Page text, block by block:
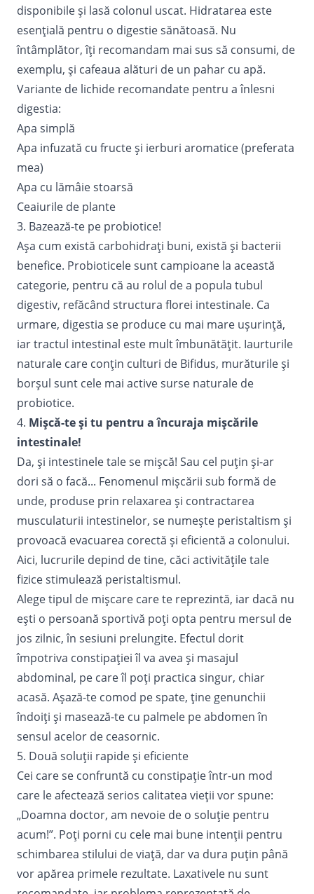
disponibile și lasă colonul uscat. Hidratarea este
esențială pentru o digestie sănătoasă. Nu
întâmplător, îți recomandam mai sus să consumi, de
exemplu, și cafeaua alături de un pahar cu apă.
Variante de lichide recomandate pentru a înlesni
digestia:
Apa simplă
Apa infuzată cu fructe și ierburi aromatice (preferata
mea)
Apa cu lămâie stoarsă
Ceaiurile de plante
3. Bazează-te pe probiotice!
Așa cum există carbohidrați buni, există și bacterii
benefice. Probioticele sunt campioane la această
categorie, pentru că au rolul de a popula tubul
digestiv, refăcând structura florei intestinale. Ca
urmare, digestia se produce cu mai mare ușurință,
iar tractul intestinal este mult îmbunătățit. Iaurturile
naturale care conțin culturi de Bifidus, murăturile și
borșul sunt cele mai active surse naturale de
probiotice.
4. Mișcă-te și tu pentru a încuraja mișcările
intestinale!
Da, și intestinele tale se mișcă! Sau cel puțin și-ar
dori să o facă... Fenomenul mișcării sub formă de
unde, produse prin relaxarea și contractarea
musculaturii intestinelor, se numește peristaltism și
provoacă evacuarea corectă și eficientă a colonului.
Aici, lucrurile depind de tine, căci activitățile tale
fizice stimulează peristaltismul.
Alege tipul de mișcare care te reprezintă, iar dacă nu
ești o persoană sportivă poți opta pentru mersul de
jos zilnic, în sesiuni prelungite. Efectul dorit
împotriva constipației îl va avea și masajul
abdominal, pe care îl poți practica singur, chiar
acasă. Așază-te comod pe spate, ține genunchii
îndoiți și masează-te cu palmele pe abdomen în
sensul acelor de ceasornic.
5. Două soluții rapide și eficiente
Cei care se confruntă cu constipație într-un mod
care le afectează serios calitatea vieții vor spune:
„Doamna doctor, am nevoie de o soluție pentru
acum!”. Poți porni cu cele mai bune intenții pentru
schimbarea stilului de viață, dar va dura puțin până
vor apărea primele rezultate. Laxativele nu sunt